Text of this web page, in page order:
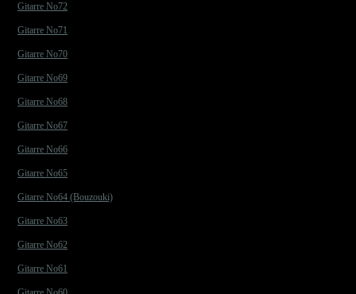
Gitarre No72
Gitarre No71
Gitarre No70
Gitarre No69
Gitarre No68
Gitarre No67
Gitarre No66
Gitarre No65
Gitarre No64 (Bouzouki)
Gitarre No63
Gitarre No62
Gitarre No61